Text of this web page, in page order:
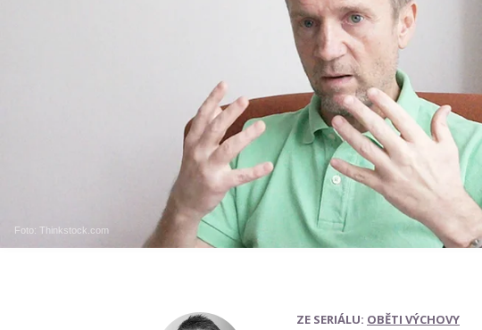
Foto: Thinkstock.com
ZE SERIÁLU: OBĚTI VÝCHOVY